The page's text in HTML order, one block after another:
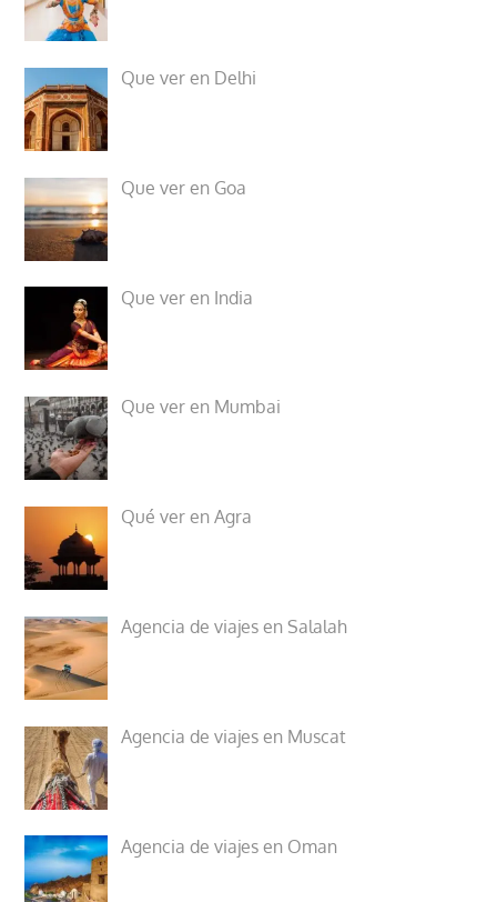
Que ver en Delhi
Que ver en Goa
Que ver en India
Que ver en Mumbai
Qué ver en Agra
Agencia de viajes en Salalah
Agencia de viajes en Muscat
Agencia de viajes en Oman